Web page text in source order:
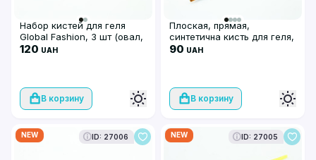
Набор кистей для геля
Global Fashion, 3 шт (овал,
прямая, скошенная)
120 UAH
В корзину
Плоская, прямая,
синтетична кисть для геля,
Global Fashion GF-16-4-
90 UAH
В корзину
NEW ID: 27006 NEW ID: 27005